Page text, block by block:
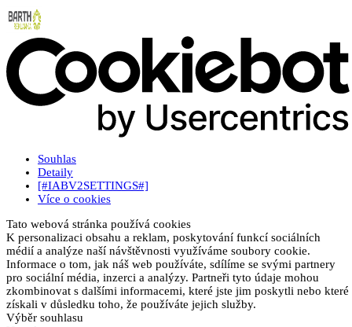
Souhlas
Detaily
[#IABV2SETTINGS#]
Více o cookies
Tato webová stránka používá cookies
K personalizaci obsahu a reklam, poskytování funkcí sociálních
médií a analýze naší návštěvnosti využíváme soubory cookie.
Informace o tom, jak náš web používáte, sdílíme se svými partnery
pro sociální média, inzerci a analýzy. Partneři tyto údaje mohou
zkombinovat s dalšími informacemi, které jste jim poskytli nebo které
získali v důsledku toho, že používáte jejich služby.
Výběr souhlasu